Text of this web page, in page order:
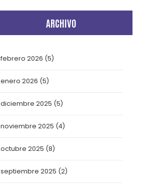
ARCHIVO
febrero 2026 (5)
enero 2026 (5)
diciembre 2025 (5)
noviembre 2025 (4)
octubre 2025 (8)
septiembre 2025 (2)